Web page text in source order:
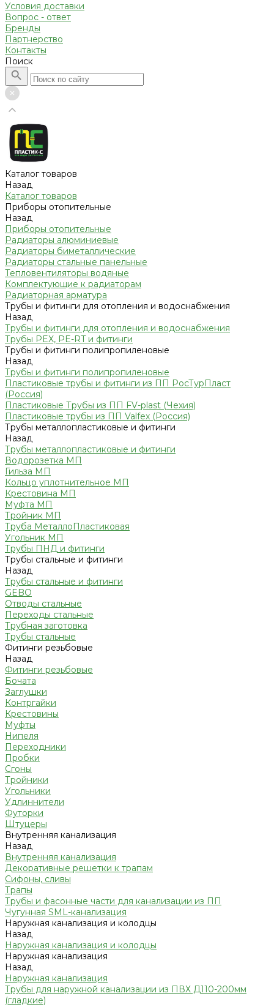
Условия доставки
Вопрос - ответ
Бренды
Партнерство
Контакты
Поиск
Каталог товаров
Назад
Каталог товаров
Приборы отопительные
Назад
Приборы отопительные
Радиаторы алюминиевые
Радиаторы биметаллические
Радиаторы стальные панельные
Тепловентиляторы водяные
Комплектующие к радиаторам
Радиаторная арматура
Трубы и фитинги для отопления и водоснабжения
Назад
Трубы и фитинги для отопления и водоснабжения
Трубы PEX, PE-RT и фитинги
Трубы и фитинги полипропиленовые
Назад
Трубы и фитинги полипропиленовые
Пластиковые трубы и фитинги из ПП РосТурПласт
(Россия)
Пластиковые Трубы из ПП FV-plast (Чехия)
Пластиковые трубы из ПП Valfex (Россия)
Трубы металлопластиковые и фитинги
Назад
Трубы металлопластиковые и фитинги
Водорозетка МП
Гильза МП
Кольцо уплотнительное МП
Крестовина МП
Муфта МП
Тройник МП
Труба МеталлоПластиковая
Угольник МП
Трубы ПНД и фитинги
Трубы стальные и фитинги
Назад
Трубы стальные и фитинги
GEBO
Отводы стальные
Переходы стальные
Трубная заготовка
Трубы стальные
Фитинги резьбовые
Назад
Фитинги резьбовые
Бочата
Заглушки
Контргайки
Крестовины
Муфты
Нипеля
Переходники
Пробки
Сгоны
Тройники
Угольники
Удлиннители
Футорки
Штуцеры
Внутренняя канализация
Назад
Внутренняя канализация
Декоративные решетки к трапам
Сифоны, сливы
Трапы
Трубы и фасонные части для канализации из ПП
Чугунная SML-канализация
Наружная канализация и колодцы
Назад
Наружная канализация и колодцы
Наружная канализация
Назад
Наружная канализация
Трубы для наружной канализации из ПВХ Д110-200мм
(гладкие)